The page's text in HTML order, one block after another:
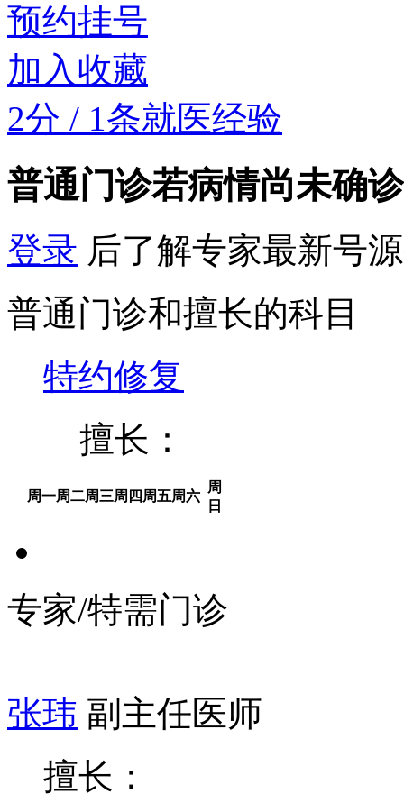
预约挂号
加入收藏
2分 / 1条就医经验
普通门诊若病情尚未确
登录 后了解专家最新号
普通门诊和擅长的科目
特约修复
擅长：
周一周二周三周四 周五周六
周
日
专家/特需门诊
张玮 副主任医师
擅长：